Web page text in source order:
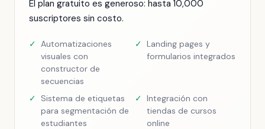
El plan gratuito es generoso: hasta 10,000
suscriptores sin costo.
✓ Automatizaciones
visuales con
constructor de
secuencias
✓ Landing pages y
formularios integrados
✓
Sistema de etiquetas
para segmentación de
estudiantes
✓ Integración con
tiendas de cursos
online